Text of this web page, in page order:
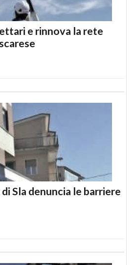
e rinnova la rete
Sla denuncia le barriere